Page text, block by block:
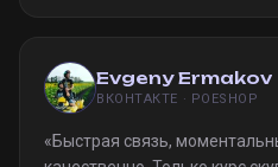
Evgeny Ermakov
ВКОНТАКТЕ · POESHOP
«Быстрая связь,